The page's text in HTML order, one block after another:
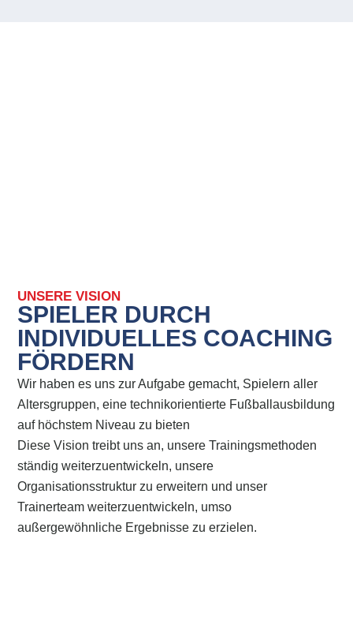
UNSERE VISION
SPIELER DURCH
INDIVIDUELLES COACHING
FÖRDERN
Wir haben es uns zur Aufgabe gemacht, Spielern aller
Altersgruppen, eine technikorientierte Fußballausbildung
auf höchstem Niveau zu bieten
Diese Vision treibt uns an, unsere Trainingsmethoden
ständig weiterzuentwickeln, unsere
Organisationsstruktur zu erweitern und unser
Trainerteam weiterzuentwickeln, umso
außergewöhnliche Ergebnisse zu erzielen.